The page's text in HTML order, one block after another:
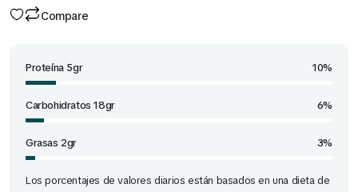
Compare
Proteína 5gr 10%
Carbohidratos 18gr 6%
Grasas 2gr 3%
Los porcentajes de valores diarios están basados en una dieta de